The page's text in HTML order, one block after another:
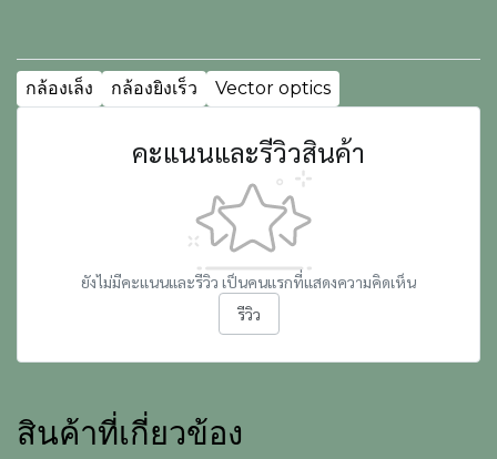
กล้องเล็ง กล้องยิงเร็ว Vector optics
คะแนนและรีวิวสินค้า
ยังไม่มีคะแนนและรีวิว เป็นคนแรกที่แสดงความคิดเห็น
รีวิว
สินค้าที่เกี่ยวข้อง